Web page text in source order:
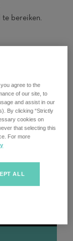
bereiken.
agree to the
of our site, to
and assist in our
By clicking “Strictly
cookies on
that selecting this
For more
ALL